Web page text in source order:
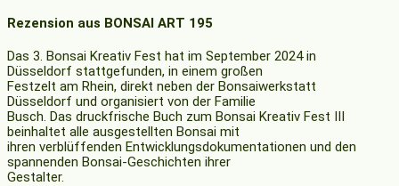
Rezension aus BONSAI ART 195
Das 3. Bonsai Kreativ Fest hat im September 2024 in
Düsseldorf stattgefunden, in einem großen
Festzelt am Rhein, direkt neben der Bonsaiwerkstatt
Düsseldorf und organisiert von der Familie
Busch. Das druckfrische Buch zum Bonsai Kreativ Fest III
beinhaltet alle ausgestellten Bonsai mit
ihren verblüffenden Entwicklungsdokumentationen und den
spannenden Bonsai-Geschichten ihrer
Gestalter.